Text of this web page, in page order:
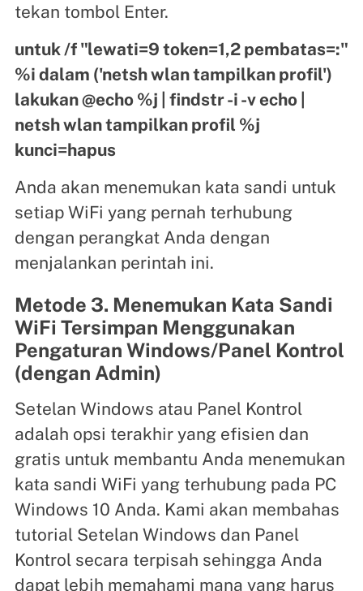
tekan tombol Enter.
untuk /f "lewati=9 token=1,2 pembatas=:"
%i dalam ('netsh wlan tampilkan profil')
lakukan @echo %j | findstr -i -v echo |
netsh wlan tampilkan profil %j
kunci=hapus
Anda akan menemukan kata sandi untuk
setiap WiFi yang pernah terhubung
dengan perangkat Anda dengan
menjalankan perintah ini.
Metode 3. Menemukan Kata Sandi
WiFi Tersimpan Menggunakan
Pengaturan Windows/Panel Kontrol
(dengan Admin)
Setelan Windows atau Panel Kontrol
adalah opsi terakhir yang efisien dan
gratis untuk membantu Anda menemukan
kata sandi WiFi yang terhubung pada PC
Windows 10 Anda. Kami akan membahas
tutorial Setelan Windows dan Panel
Kontrol secara terpisah sehingga Anda
dapat lebih memahami mana yang harus